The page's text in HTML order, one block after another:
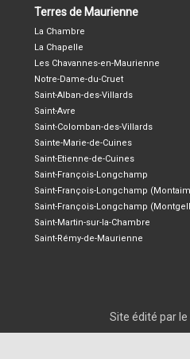
Terres de Maurienne
La Chambre
La Chapelle
Les Chavannes-en-Maurienne
Notre-Dame-du-Cruet
Saint-Alban-des-Villards
Saint-Avre
Saint-Colomban-des-Villards
Sainte-Marie-de-Cuines
Saint-Etienne-de-Cuines
Saint-François-Longchamp
Saint-François-Longchamp
Saint-François-Longchamp
Saint-Martin-sur-la-Chambre
Saint-Rémy-de-Maurienne
Site édité par